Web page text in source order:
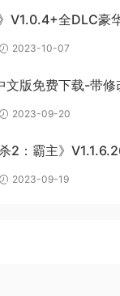
V1.0.4+全DLC豪
2023-10-07
文版免费下载-带
2023-09-20
2：霸主》
测试版-破
2023-09-19